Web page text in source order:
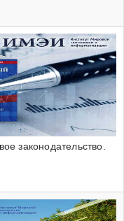
законодательство.